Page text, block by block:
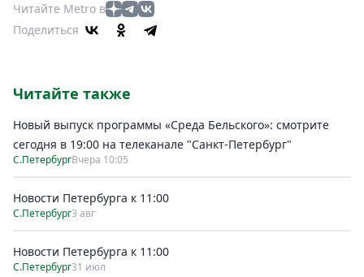
Читайте Metro в
Поделиться
Читайте также
Новый выпуск программы «Среда Бельского»: смотрите
сегодня в 19:00 на телеканале "Санкт-Петербург"
С.ПетербургВчера 10:05
Новости Петербурга к 11:00
С.Петербург3 авг
Новости Петербурга к 11:00
С.Петербург31 июл